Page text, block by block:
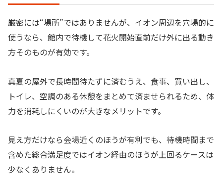
厳密には“場所”ではありませんが、イオン周辺を穴場的に
使うなら、館内で待機して花火開始直前だけ外に出る動き
方そのものが有効です。
真夏の屋外で長時間待たずに済むうえ、食事、買い出し、
トイレ、空調のある休憩をまとめて済ませられるため、体
力を消耗しにくいのが大きなメリットです。
見え方だけなら会場近くのほうが有利でも、待機時間まで
含めた総合満足度ではイオン経由のほうが上回るケースは
少なくありません。